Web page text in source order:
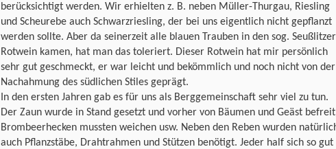
berücksichtigt werden. Wir erhielten z. B. neben Müller-Thurgau, Riesling
und Scheurebe auch Schwarzriesling, der bei uns eigentlich nicht gepflanzt
werden sollte. Aber da seinerzeit alle blauen Trauben in den sog. Seußlitzer
Rotwein kamen, hat man das toleriert. Dieser Rotwein hat mir persönlich
sehr gut geschmeckt, er war leicht und bekömmlich und noch nicht von der
Nachahmung des südlichen Stiles geprägt.
In den ersten Jahren gab es für uns als Berggemeinschaft sehr viel zu tun.
Der Zaun wurde in Stand gesetzt und vorher von Bäumen und Geäst
Brombeerhecken mussten weichen usw. Neben den Reben wurden
auch Pflanzstäbe, Drahtrahmen und Stützen benötigt. Jeder half sich so gut